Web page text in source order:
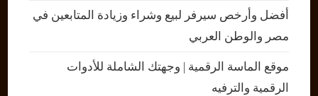
أفضل وأرخص سيرفر لبيع وشراء وزيادة المتابعين في
مصر والوطن العربي
موقع الماسة الرقمية | وجهتك الشاملة للأدوات
الرقمية والترفيه